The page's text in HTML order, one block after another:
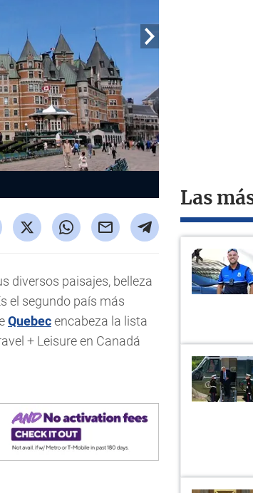
diversos paisajes, belleza
el segundo país más
Quebecencabeza la lista
+ Leisure en Canadá
Las